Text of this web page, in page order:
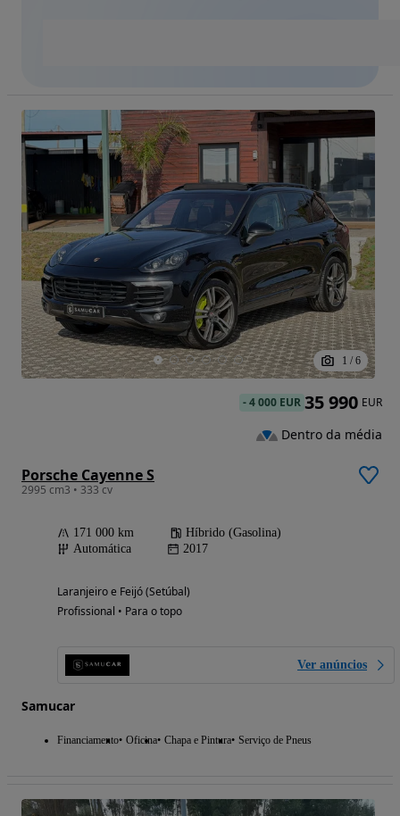
1 / 6
Porsche Cayenne S
2995 cm3 • 333 cv
171 000 km
Híbrido (Gasolina)
Automática
2017
Laranjeiro e Feijó (Setúbal)
Profissional • Para o topo
Ver anúncios
Samucar
Financiamento Oficina Chapa e Pintura Serviço de Pneus
-4 000 EUR 35 990 EUR
Dentro da média